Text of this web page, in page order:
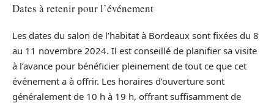
Dates à retenir pour l’événement
Les dates du salon de l’habitat à Bordeaux sont fixées du 8
au 11 novembre 2024. Il est conseillé de planifier sa visite
à l’avance pour bénéficier pleinement de tout ce que cet
événement a à offrir. Les horaires d’ouverture sont
généralement de 10 h à 19 h, offrant suffisamment de